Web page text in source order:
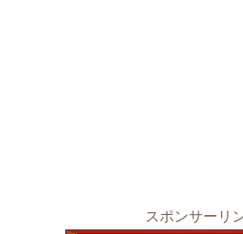
スポンサーリ